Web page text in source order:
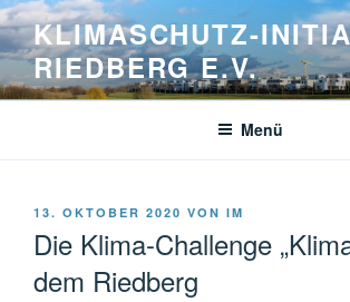
Zum
Inhalt
springen
KLIMASCHUTZ-
RIEDBERG E.V.
Menü
VERÖFFENTLICHT
13. OKTOBER 2020 VON IM
Die Klima-Challenge
dem Riedberg